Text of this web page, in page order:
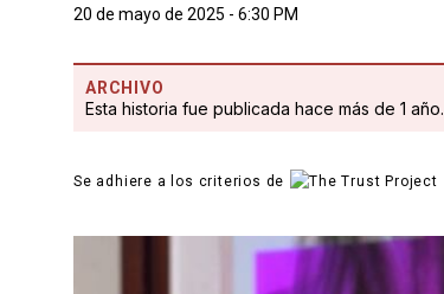
20 de mayo de 2025 - 6:30 PM
ARCHIVO
Esta historia fue publicada hace más de 1 año.
Se adhiere a los criterios de